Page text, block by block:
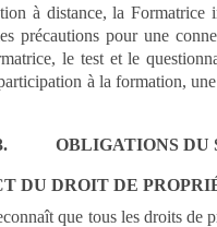
à distance, la Formatrice
précautions pour une
le test et le
à la formation,
DU
DU DROIT DE
que tous les droits de